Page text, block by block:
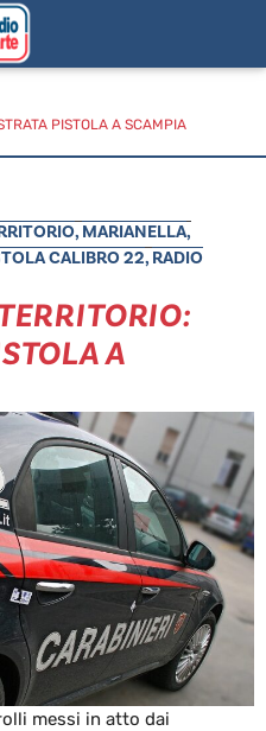
PISTOLA A SCAMPIA
, MARIANELLA,
CALIBRO 22, RADIO
A
messi in atto dai